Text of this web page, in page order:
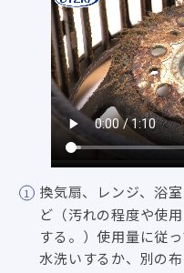
換気扇、レンジ、浴
ど（汚れの程度や使
する。）使用量に従
水洗いするか、別の